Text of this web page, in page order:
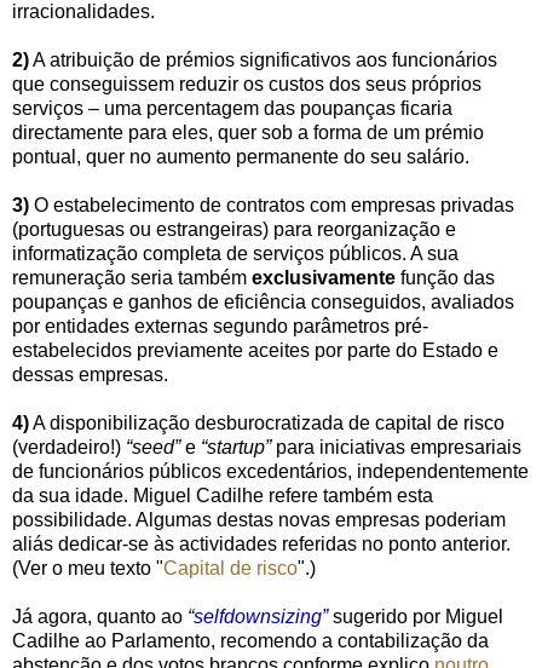
irracionalidades.
2)A atribuição de prémios significativos aos funcionários
que conseguissem reduzir os custos dos seus próprios
serviços – uma percentagem das poupanças ficaria
directamente para eles, quer sob a forma de um prémio
pontual, quer no aumento permanente do seu salário.
3) O estabelecimento de contratos com empresas privadas
(portuguesas ou estrangeiras) para reorganização e
informatização completa de serviços públicos. A sua
remuneração seria também exclusivamente função das
poupanças e ganhos de eficiência conseguidos, avaliados
por entidades externas segundo parâmetros pré-
estabelecidos previamente aceites por parte do Estado e
dessas empresas.
4)A disponibilização desburocratizada de capital de risco
(verdadeiro!) “seed”e “startup”para iniciativas empresariais
de funcionários públicos excedentários, independentemente
da sua idade. Miguel Cadilhe refere também esta
possibilidade. Algumas destas novas empresas poderiam
aliás dedicar-se às actividades referidas no ponto anterior.
(Ver o meu texto "Capital de risco".)
Já agora, quanto ao “selfdownsizing”sugerido por Miguel
Cadilhe ao Parlamento, recomendo a contabilização da